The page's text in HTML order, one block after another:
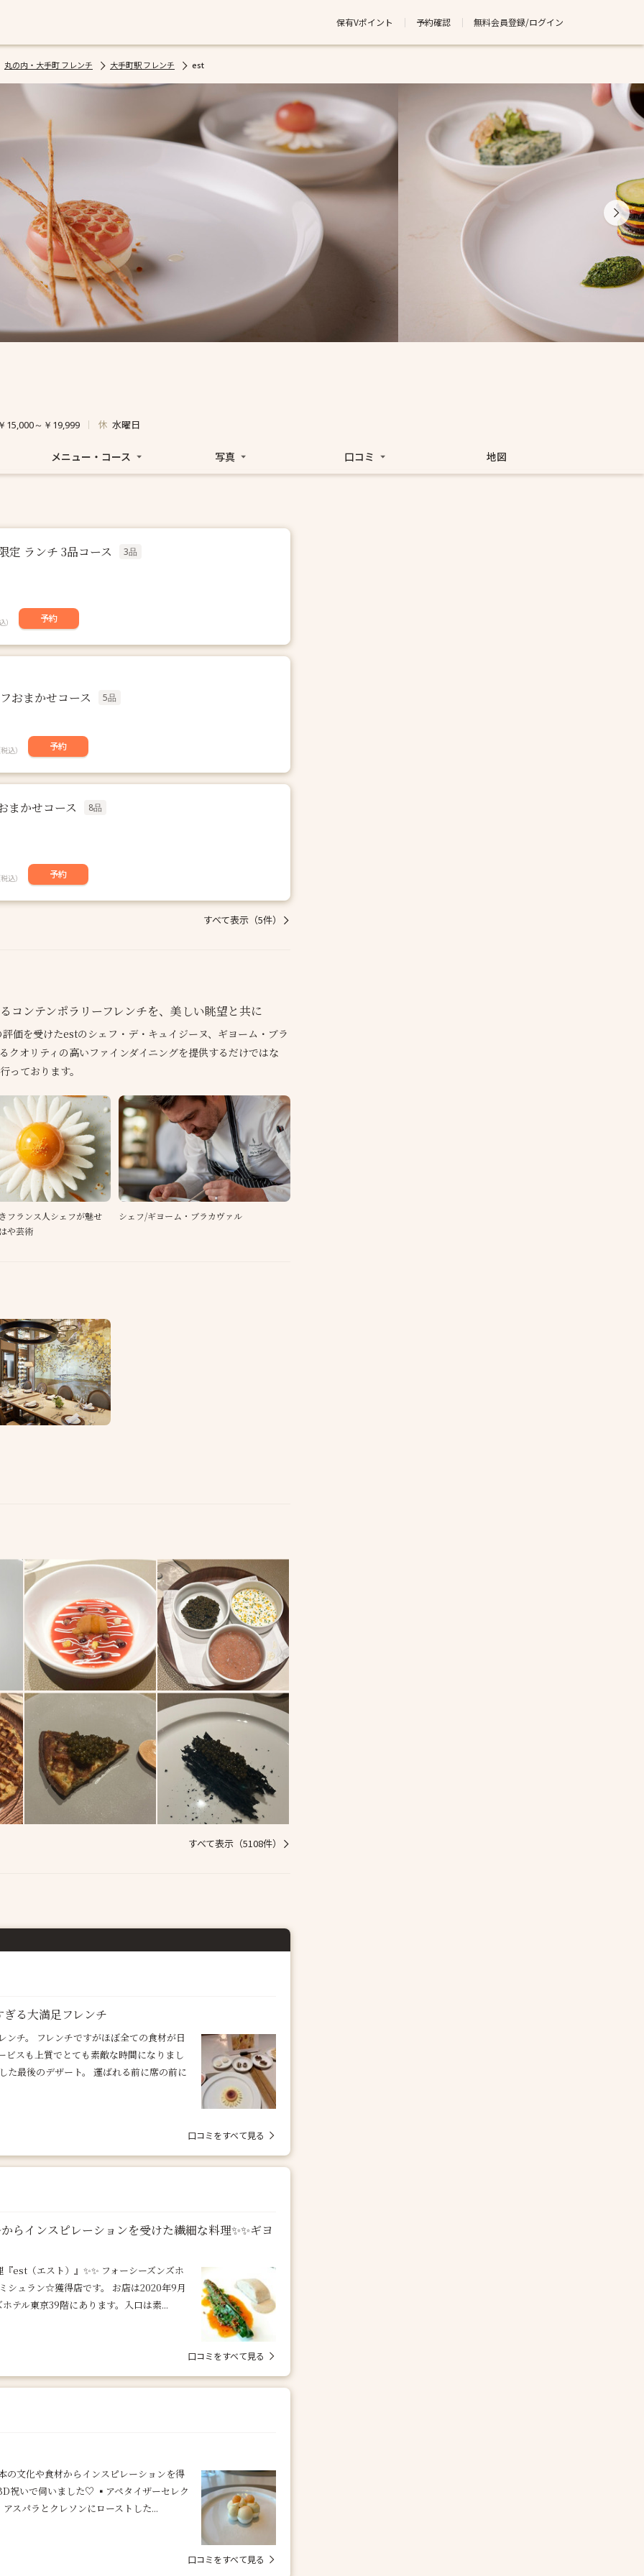
保有Vポイント 予約確認 無料会員登録/ログイン
丸の内・大手町 フレンチ 大手町駅 フレンチ est
15,000～￥19,999 休 水曜日
メニュー・コース 写真 口コミ 地図
ランチ 3品コース 3品
） 予約
おまかせコース 5品
込） 予約
かせコース 8品
込） 予約
すべて表示（5件）
コンテンポラリーフレンチを、美しい眺望と共に
価を受けたestのシェフ・デ・キュイジーヌ、ギヨーム・ブラ
オリティの高いファインダイニングを提供するだけではな
っております。
フランス人シェフが魅せ
や芸術
シェフ/ギヨーム・ブラカヴァル
すべて表示（5108件）
る大満足フレンチ
チ。 フレンチですがほぼ全ての食材が日
ビスも上質でとても素敵な時間になりまし
最後のデザート。 運ばれる前に席の前に
口コミをすべて見る
らインスピレーションを受けた繊細な料理✨✨ギヨ
est（エスト）』✨✨ フォーシーズンズホ
シュラン☆獲得店です。 お店は2020年9月
テル東京39階にあります。入口は素...
口コミをすべて見る
の文化や食材からインスピレーションを得
祝いで伺いました♡ ▪️アペタイザーセレク
パラとクレソンにローストした...
口コミをすべて見る